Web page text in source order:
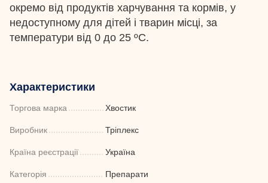
окремо від продуктів харчування та кормів, у
недоступному для дітей і тварин місці, за
температури від 0 до 25 ºС.
Характеристики
Торгова марка Хвостик
Виробник Тріплекс
Країна реєстрації Україна
Категорія Препарати